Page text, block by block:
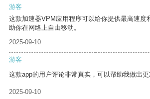
游客
这款加速器VPM应用程序可以给你提供最高速度
助你在网络上自由移动。
2025-09-10
游客
这款app的用户评论非常真实，可以帮助我做出更
2025-09-10